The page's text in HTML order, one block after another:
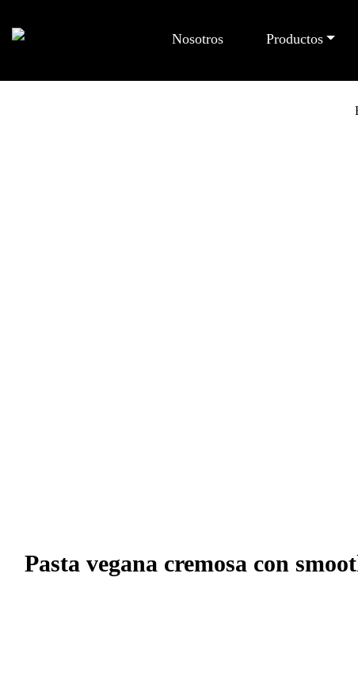
Nosotros Productos
Pasta vegana cremosa con